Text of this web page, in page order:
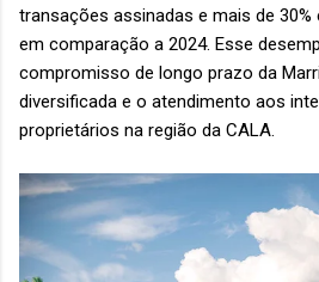
transações assinadas e mais de
em comparação a 2024. Esse
compromisso de longo prazo da
diversificada e o atendimento aos
proprietários na região da CALA.